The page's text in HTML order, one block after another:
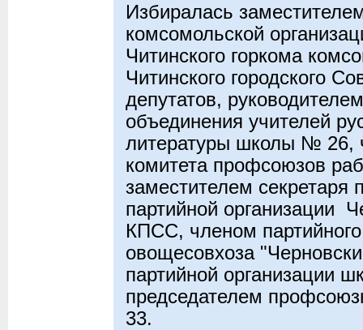
Избиралась
комсомольской
Читинского горкома
Читинского городского
депутатов,
объединения учителей
литературы школы № 26,
комитета профсоюзов
заместителем секретаря
партийной организации
КПСС, членом
овощесовхоза
партийной организации
председателем
33.